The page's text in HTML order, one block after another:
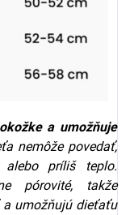
a umožňuje
nemôže povedať,
príliš teplo.
pórovité, takže
a umožňujú dieťaťu